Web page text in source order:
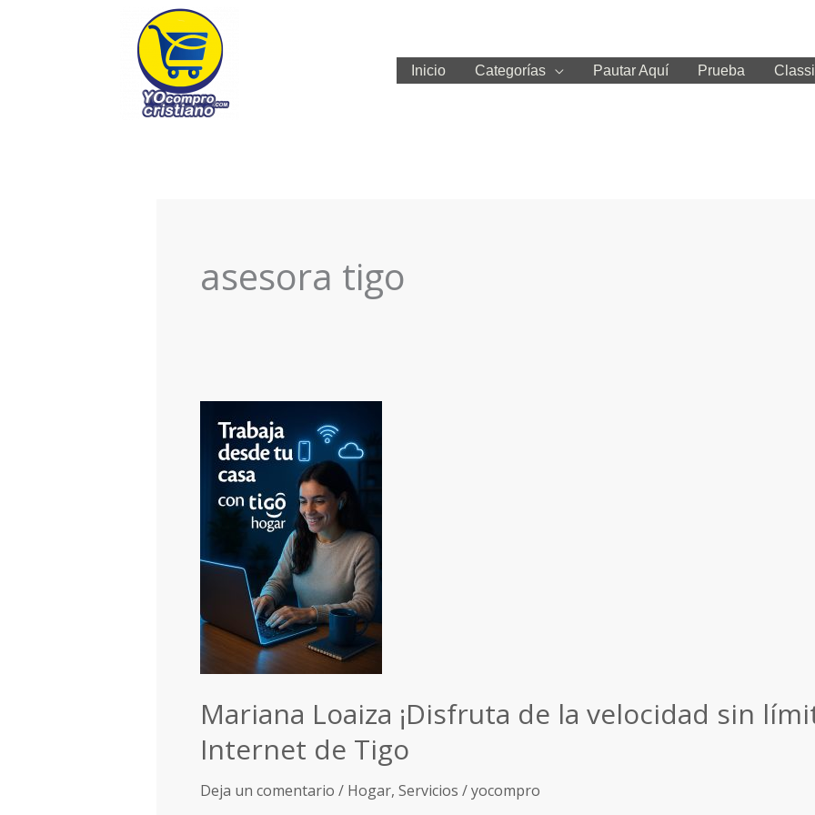
Inicio Categorías Pautar Aquí Prueba
asesora tigo
Mariana Loaiza ¡Disfruta de la velocidad sin
Internet de Tigo
Deja un comentario / Hogar, Servicios /yocompro
Loaiza
¡Disfruta
velocidad
sin
con
el
Internet
de
Tigo